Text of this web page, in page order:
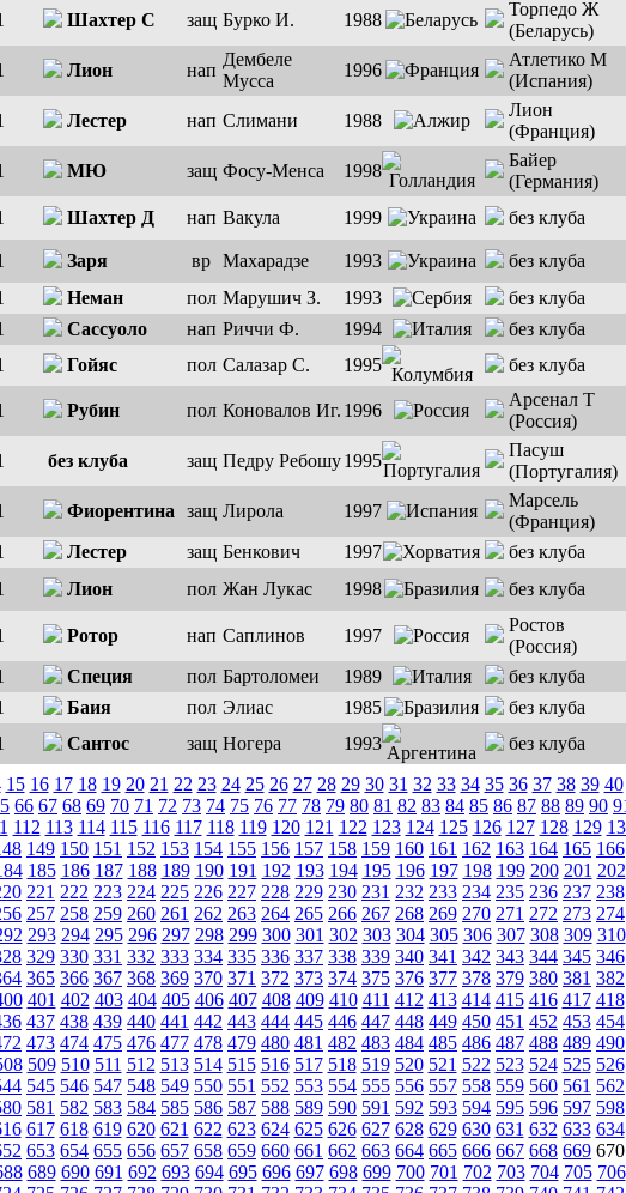
Шахтер С защ Бурко И. 1988
Торпедо Ж
(Беларусь)
Лион нап
Дембеле
Мусса
1996
Атлетико М
(Испания)
Лестер нап Слимани 1988
Лион
(Франция)
МЮ защ Фосу-Менса 1998
Байер
(Германия)
Шахтер Д нап Вакула 1999 без клуба
Заря вр Махарадзе 1993 без клуба
Неман пол Марушич З. 1993 без клуба
Сассуоло нап Риччи Ф. 1994 без клуба
Гойяс пол Салазар С. 1995 без клуба
Рубин пол Коновалов Иг. 1996
Арсенал Т
(Россия)
без клуба защ Педру Ребошу1995
Пасуш
(Португалия)
Фиорентина защ Лирола 1997
Марсель
(Франция)
Лестер защ Бенкович 1997 без клуба
Лион пол Жан Лукас 1998 без клуба
Ротор нап Саплинов 1997
Ростов
(Россия)
Специя пол Бартоломеи 1989 без клуба
Баия пол Элиас 1985 без клуба
Сантос защ Ногера 1993 без клуба
15 16 17 18 19 20 21 22 23 24 25 26 27 28 29 30 31 32 33 34 35 36 37 38 39 40
66 67 68 69 70 71 72 73 74 75 76 77 78 79 80 81 82 83 84 85 86 87 88 89 90
112 113 114 115 116 117 118 119 120 121 122 123 124 125 126 127 128 129
149 150 151 152 153 154 155 156 157 158 159 160 161 162 163 164 165 166
185 186 187 188 189 190 191 192 193 194 195 196 197 198 199 200 201 202
221 222 223 224 225 226 227 228 229 230 231 232 233 234 235 236 237 238
257 258 259 260 261 262 263 264 265 266 267 268 269 270 271 272 273 274
293 294 295 296 297 298 299 300 301 302 303 304 305 306 307 308 309 310
329 330 331 332 333 334 335 336 337 338 339 340 341 342 343 344 345 346
365 366 367 368 369 370 371 372 373 374 375 376 377 378 379 380 381 382
401 402 403 404 405 406 407 408 409 410 411 412 413 414 415 416 417 418
437 438 439 440 441 442 443 444 445 446 447 448 449 450 451 452 453 454
473 474 475 476 477 478 479 480 481 482 483 484 485 486 487 488 489 490
509 510 511 512 513 514 515 516 517 518 519 520 521 522 523 524 525 526
545 546 547 548 549 550 551 552 553 554 555 556 557 558 559 560 561 562
581 582 583 584 585 586 587 588 589 590 591 592 593 594 595 596 597 598
617 618 619 620 621 622 623 624 625 626 627 628 629 630 631 632 633 634
653 654 655 656 657 658 659 660 661 662 663 664 665 666 667 668 669 670
689 690 691 692 693 694 695 696 697 698 699 700 701 702 703 704 705 706